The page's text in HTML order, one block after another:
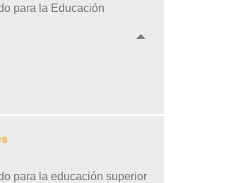
para la Educación
para la educación superior